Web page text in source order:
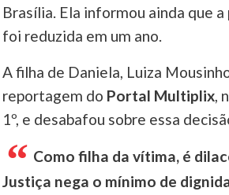
Brasília. Ela informou ainda que
foi reduzida em um ano.
A filha de Daniela, Luiza
reportagem do Portal Multiplix,
1º, e desabafou sobre essa
Como filha da vítima, é
Justiça nega o mínimo de